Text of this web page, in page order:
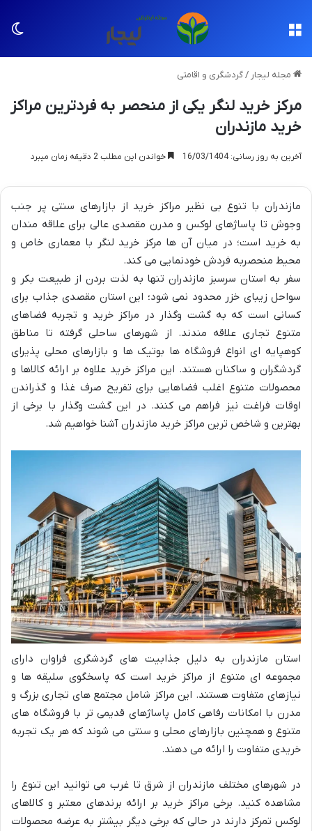
مجله لیجار /گردشگری و اقامتی
مرکز خرید لنگر یکی از منحصر به فردترین مراکز
خرید مازندران
آخرین به روز رسانی: 16/03/1404 خواندن این مطلب 2 دقیقه زمان میبرد
مازندران با تنوع بی نظیر مراکز خرید از بازارهای سنتی پر جنب
وجوش تا پاساژهای لوکس و مدرن مقصدی عالی برای علاقه مندان
به خرید است؛ در میان آن ها مرکز خرید لنگر با معماری خاص و
محیط منحصربه فردش خودنمایی می کند.
سفر به استان سرسبز مازندران تنها به لذت بردن از طبیعت بکر و
سواحل زیبای خزر محدود نمی شود؛ این استان مقصدی جذاب برای
کسانی است که به گشت وگذار در مراکز خرید و تجربه فضاهای
متنوع تجاری علاقه مندند. از شهرهای ساحلی گرفته تا مناطق
کوهپایه ای انواع فروشگاه ها بوتیک ها و بازارهای محلی پذیرای
گردشگران و ساکنان هستند. این مراکز خرید علاوه بر ارائه کالاها و
محصولات متنوع اغلب فضاهایی برای تفریح صرف غذا و گذراندن
اوقات فراغت نیز فراهم می کنند. در این گشت وگذار با برخی از
بهترین و شاخص ترین مراکز خرید مازندران آشنا خواهیم شد.
استان مازندران به دلیل جذابیت های گردشگری فراوان دارای
مجموعه ای متنوع از مراکز خرید است که پاسخگوی سلیقه ها و
نیازهای متفاوت هستند. این مراکز شامل مجتمع های تجاری بزرگ و
مدرن با امکانات رفاهی کامل پاساژهای قدیمی تر با فروشگاه های
متنوع و همچنین بازارهای محلی و سنتی می شوند که هر یک تجربه
خریدی متفاوت را ارائه می دهند.
در شهرهای مختلف مازندران از شرق تا غرب می توانید این تنوع را
مشاهده کنید. برخی مراکز خرید بر ارائه برندهای معتبر و کالاهای
لوکس تمرکز دارند در حالی که برخی دیگر بیشتر به عرضه محصولات